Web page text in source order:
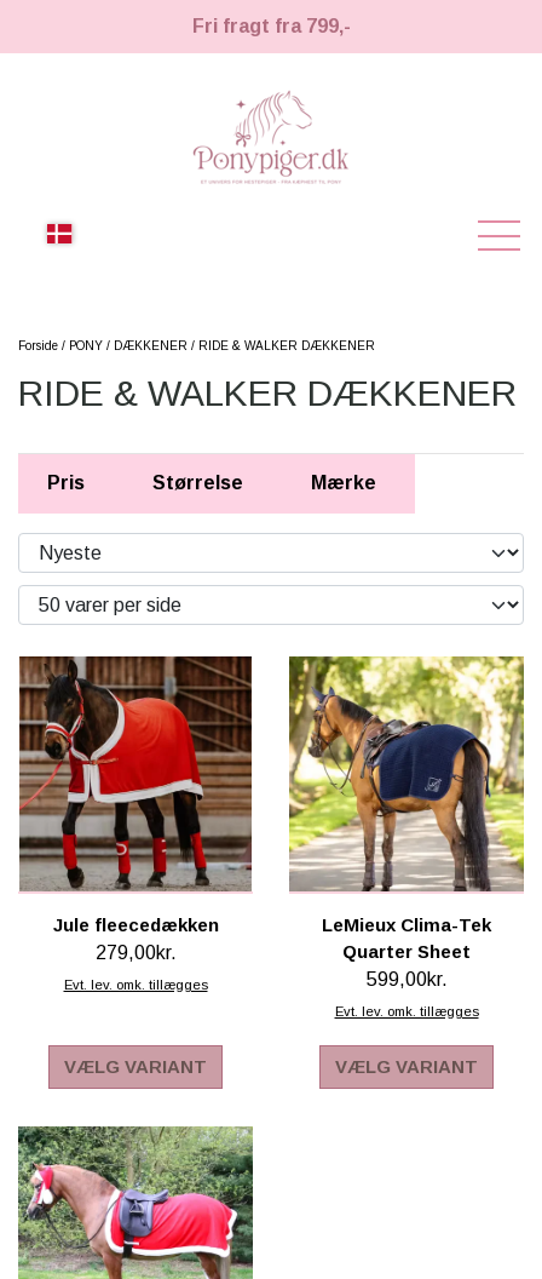
Fri fragt fra 799,-
NYHEDER
KÆPHESTE
STRIGLER & TILBEHØR
FODER & TILBEHØR
STALD & TILBEHØR
RYTTER
LEMIEUX X DISNEY HOBBY HORSE
🎅🏻 JULEUDSTYR TIL KÆPHEST
PAKKER & SÆT
LEMIEUX TOY PONY
TIL HESTEPIGER
LEMIEUX MINI TOY PONY & TILBEHØR
HKM CUDDLE PONY
HESTEBAMSER
LEGETØJS HESTE
TRÆHESTE & TILBEHØR
LEMIEUX TOY PUPPIES
TØJ & ACCESSORIES
VÆRELSE & SPISETID
HÅR, SMYKKER & TILBEHØR
SKOLE, KREA & TILBEHØR
TASKER & PUNGE
SJOVE HESTE TING
RYTTER
PONY
BRANDS
NEDSAT
Forside PONY DÆKKENER RIDE & WALKER DÆKKENER
RIDE & WALKER DÆKKENER
Pris Størrelse Mærke
Jule fleecedækken
279,00kr.
Evt. lev. omk. tillægges
VÆLG VARIANT
LeMieux Clima-Tek
Quarter Sheet
599,00kr.
Evt. lev. omk. tillægges
VÆLG VARIANT